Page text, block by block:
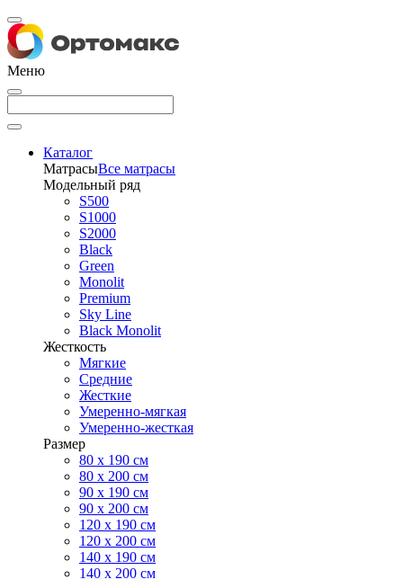
Меню
Каталог
МатрасыВсе матрасы
Модельный ряд
S500
S1000
S2000
Black
Green
Monolit
Premium
Sky Line
Black Monolit
Жесткость
Мягкие
Средние
Жесткие
Умеренно-мягкая
Умеренно-жесткая
Размер
80 х 190 см
80 х 200 см
90 х 190 см
90 х 200 см
120 х 190 см
120 х 200 см
140 х 190 см
140 х 200 см